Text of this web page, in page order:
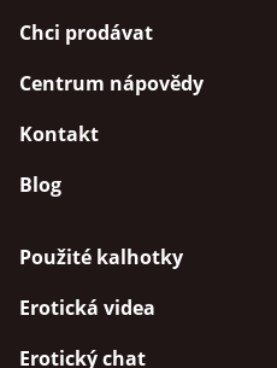
Chci prodávat
Centrum nápovědy
Kontakt
Blog
Použité kalhotky
Erotická videa
Erotický chat